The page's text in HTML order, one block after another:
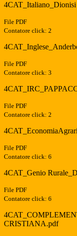
4CAT_Italiano_Dionisi
File PDF
Contatore click: 2
File PDF
Contatore click: 3
File PDF
Contatore click: 2
File PDF
Contatore click: 6
4CAT_Genio
File PDF
Contatore click: 6
CRISTIANA.pdf